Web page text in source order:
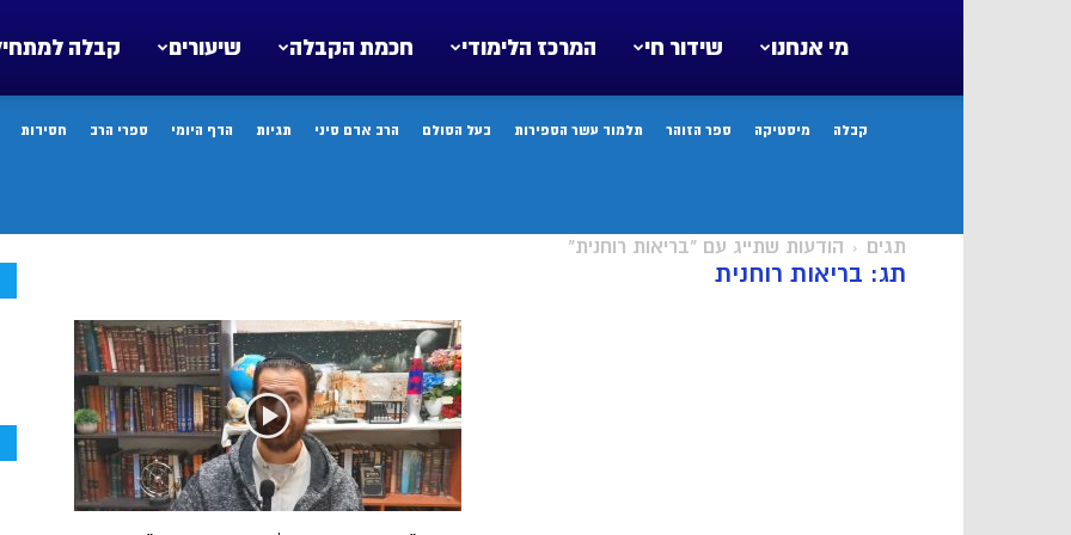
קבלה שיעורים חכמת הקבלה המרכז הלימודי שידור חי מי אנחנו
קבלה מיסטיקה ספר הזוהר תלמוד עשר הספירות בעל הסולם הרב אדם סיני תגיות הדף היומי ספרי הרב חסידות
תגים הודעות שתייג עם "בריאות רוחנית"
תג: בריאות רוחנית